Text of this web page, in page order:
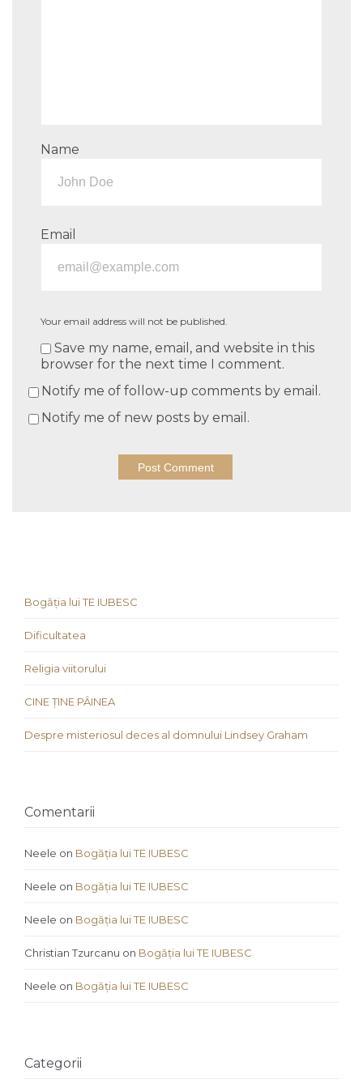
Name
Email
Your email address will not be published.
Save my name, email, and website in this
browser for the next time I comment.
Notify me of follow-up comments by email.
Notify me of new posts by email.
Bogăția lui TE IUBESC
Dificultatea
Religia viitorului
CINE ȚINE PÂINEA
Despre misteriosul deces al domnului Lindsey Graham
Comentarii
Neele on Bogăția lui TE IUBESC
Neele on Bogăția lui TE IUBESC
Neele on Bogăția lui TE IUBESC
Christian Tzurcanu on Bogăția lui TE IUBESC
Neele on Bogăția lui TE IUBESC
Categorii